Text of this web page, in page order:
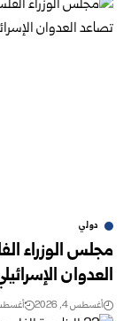
دولي
مجلس الوزراء
العدوان
أغسطس 4, 2026 أغسطس 4,